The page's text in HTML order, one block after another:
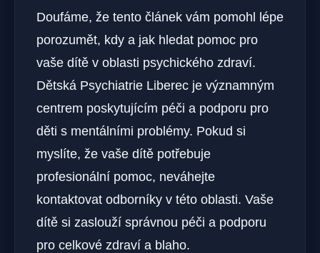
Doufáme, že tento článek vám pomohl lépe
porozumět, kdy a jak hledat pomoc pro
vaše dítě v oblasti psychického zdraví.
Dětská Psychiatrie Liberec je významným
centrem poskytujícím péči a podporu pro
děti s mentálními problémy. Pokud si
myslíte, že vaše dítě potřebuje
profesionální pomoc, neváhejte
kontaktovat odborníky v této oblasti. Vaše
dítě si zaslouží správnou péči a podporu
pro celkové zdraví a blaho.